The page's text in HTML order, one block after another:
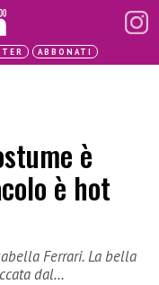
ABBONATI
è
è hot
Ferrari. La bella
dal…